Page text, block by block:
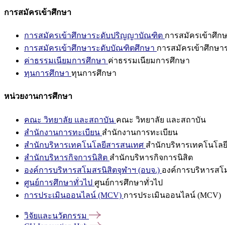
การสมัครเข้าศึกษา
การสมัครเข้าศึกษาระดับปริญญาบัณฑิต การสมัครเข้าศึ
การสมัครเข้าศึกษาระดับบัณฑิตศึกษา การสมัครเข้าศึกษ
ค่าธรรมเนียมการศึกษา ค่าธรรมเนียมการศึกษา
ทุนการศึกษา ทุนการศึกษา
หน่วยงานการศึกษา
คณะ วิทยาลัย และสถาบัน คณะ วิทยาลัย และสถาบัน
สำนักงานการทะเบียน สำนักงานการทะเบียน
สำนักบริหารเทคโนโลยีสารสนเทศ สำนักบริหารเทคโนโล
สำนักบริหารกิจการนิสิต สำนักบริหารกิจการนิสิต
องค์การบริหารสโมสรนิสิตจุฬาฯ (อบจ.) องค์การบริหารส
ศูนย์การศึกษาทั่วไป ศูนย์การศึกษาทั่วไป
การประเมินออนไลน์ (MCV) การประเมินออนไลน์ (MCV)
วิจัยและนวัตกรรม